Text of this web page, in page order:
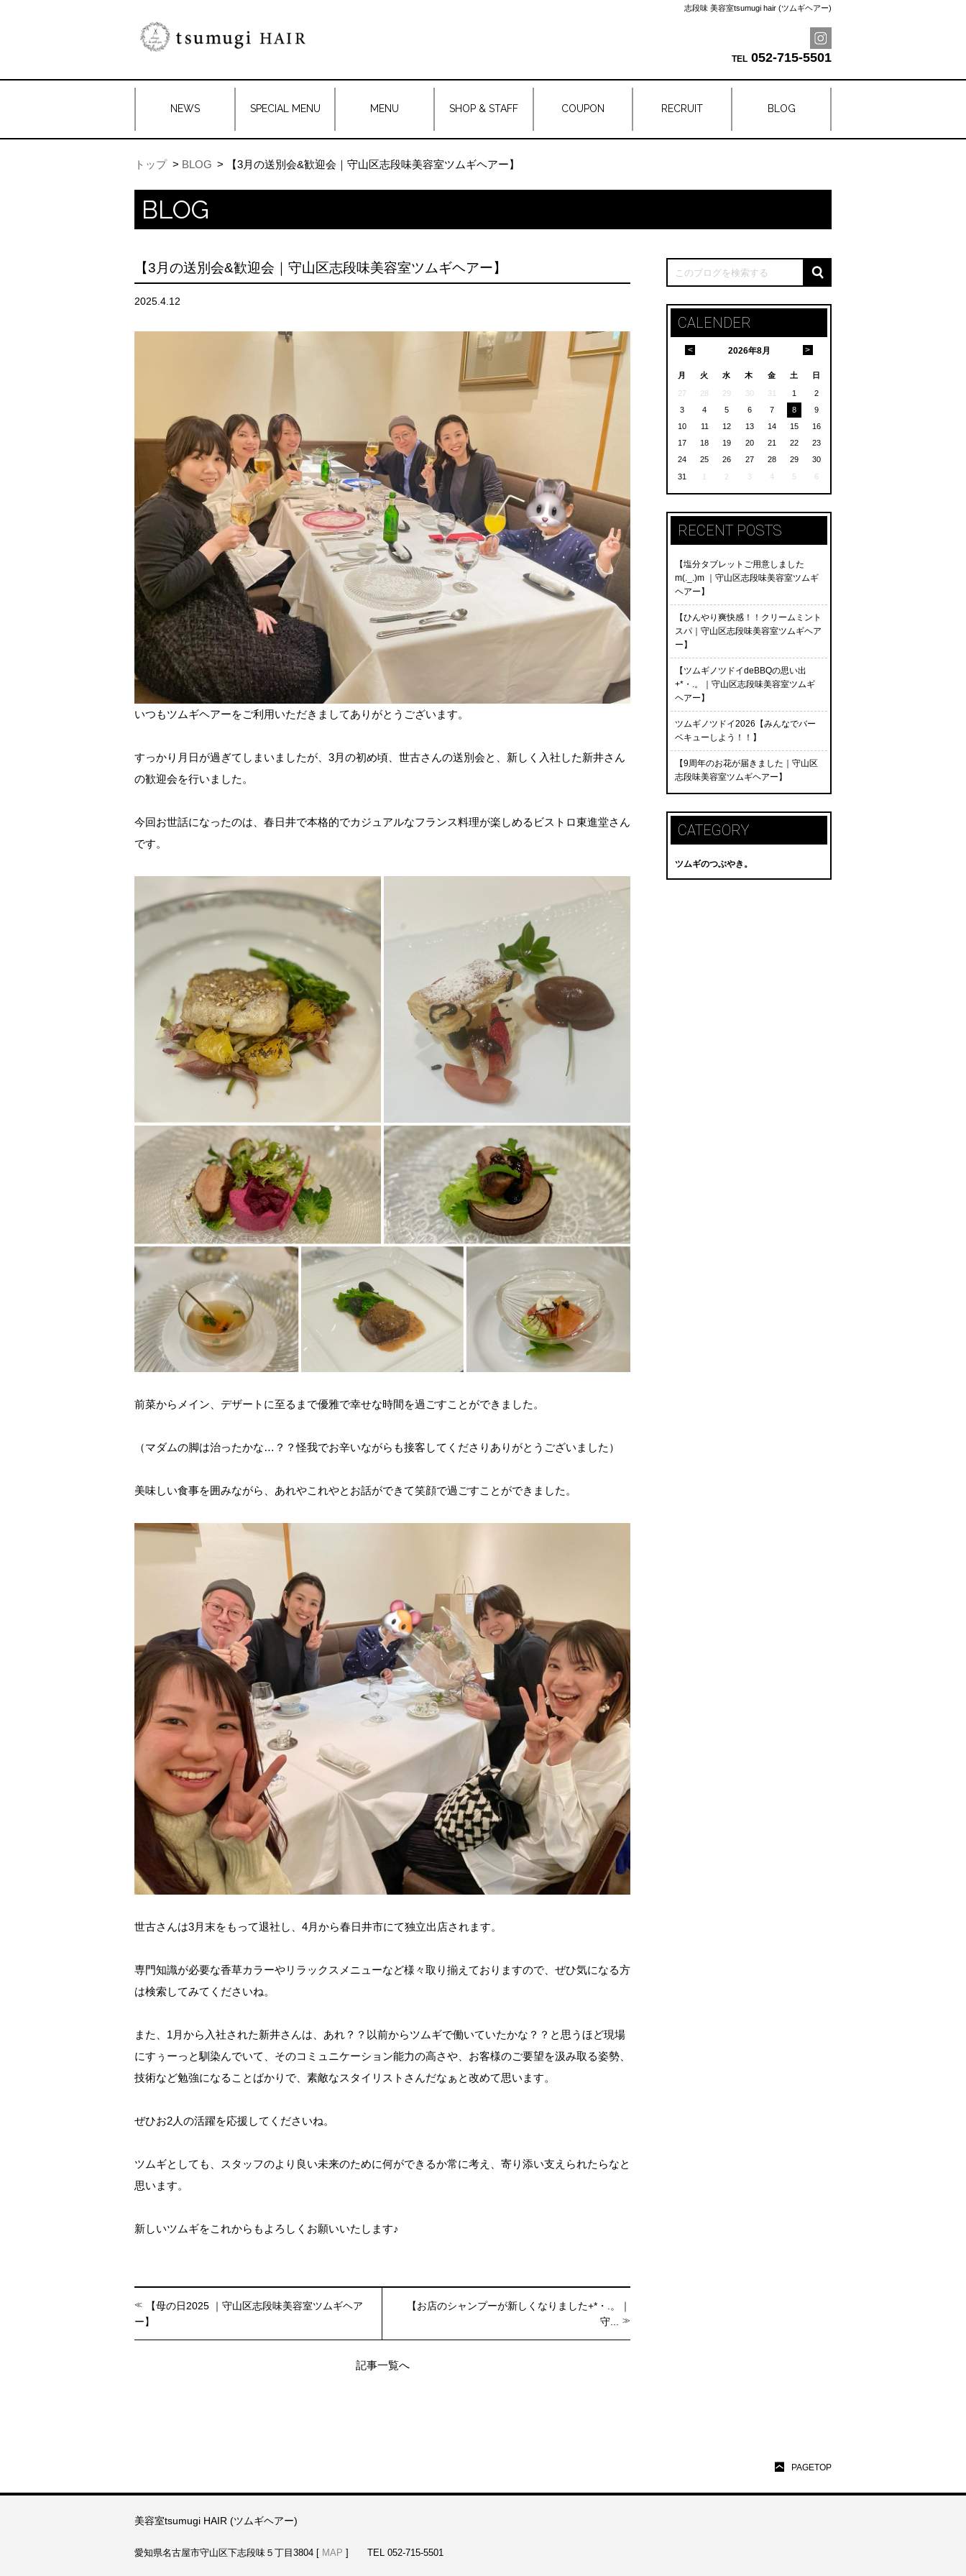
志段味 美容室tsumugi hair (ツムギヘアー)
052-715-5501
NEWS SPECIAL MENU MENU SHOP & STAFF COUPON RECRUIT BLOG
トップ BLOG 【3月の送別会&歓迎会｜守山区志段味美容室ツムギヘアー】
BLOG
【3月の送別会&歓迎会｜守山区志段味美容室ツムギヘアー】
2025.4.12
いつもツムギヘアーをご利用いただきましてありがとうございます。
すっかり月日が過ぎてしまいましたが、3月の初め頃、世古さんの送別会と、新しく入社した新井さん
の歓迎会を行いました。
今回お世話になったのは、春日井で本格的でカジュアルなフランス料理が楽しめるビストロ東進堂さん
です。
前菜からメイン、デザートに至るまで優雅で幸せな時間を過ごすことができました。
（マダムの脚は治ったかな…？？怪我でお辛いながらも接客してくださりありがとうございました）
美味しい食事を囲みながら、あれやこれやとお話ができて笑顔で過ごすことができました。
世古さんは3月末をもって退社し、4月から春日井市にて独立出店されます。
専門知識が必要な香草カラーやリラックスメニューなど様々取り揃えておりますので、ぜひ気になる方
は検索してみてくださいね。
また、1月から入社された新井さんは、あれ？？以前からツムギで働いていたかな？？と思うほど現場
にすぅーっと馴染んでいて、そのコミュニケーション能力の高さや、お客様のご要望を汲み取る姿勢、
技術など勉強になることばかりで、素敵なスタイリストさんだなぁと改めて思います。
ぜひお2人の活躍を応援してくださいね。
ツムギとしても、スタッフのより良い未来のために何ができるか常に考え、寄り添い支えられたらなと
思います。
新しいツムギをこれからもよろしくお願いいたします♪
【母の日2025 ｜守山区志段味美容室ツムギヘア
ー】
【お店のシャンプーが新しくなりました+*・.。｜
守...
記事一覧へ
CALENDER
2026年8月
< >
月 火 水 木 金 土 日
27 28 29 30 31 1
2
3
4 5 6 7 8
9
10
11 12 13 14 15
16
17
18 19 20 21 22
23
24
25 26 27 28 29
30
31
1 2 3 4 5 6
RECENT POSTS
【塩分タブレットご用意しました
m(._.)m ｜守山区志段味美容室ツムギ
ヘアー】
【ひんやり爽快感！！クリームミント
スパ｜守山区志段味美容室ツムギヘア
ー】
【ツムギノツドイdeBBQの思い出
+*・.。｜守山区志段味美容室ツムギ
ヘアー】
ツムギノツドイ2026【みんなでバー
ベキューしよう！！】
【9周年のお花が届きました｜守山区
志段味美容室ツムギヘアー】
CATEGORY
ツムギのつぶやき。
PAGETOP
美容室tsumugi HAIR (ツムギヘアー)
愛知県名古屋市守山区下志段味５丁目3804 [ MAP ] TEL 052-715-5501